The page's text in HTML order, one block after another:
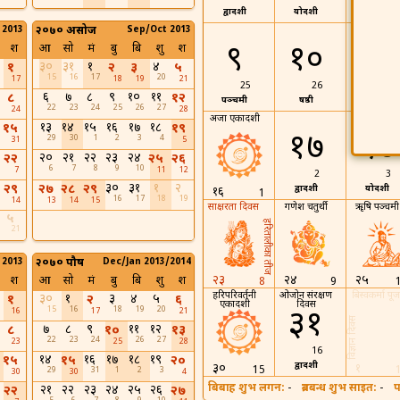
श
१
17
८
24
१५
31
२२
7
२९
14
५
21
२०७० असोज Sep/Oct 2013
आ सो मं बु बि शु श
३०
15
३१
16
१
17
२
18
३
19
४
20
५
21
६
22
७
23
८
24
९
25
१०
26
११
27
१२
28
१३
29
१४
30
१५
1
१६
2
१७
3
१८
4
१९
5
२०
6
२१
7
२२
8
२३
9
२४
10
२५
11
२६
12
२७
13
२८
14
२९
15
३०
16
३१
17
१
18
२
19
श
१
16
८
23
१५
30
२२
२०७० पौष Dec/Jan 2013/2014
आ सो मं बु बि शु श
३०
15
१
16
२
17
३
18
४
19
५
20
६
21
७
22
८
23
९
24
१०
25
११
26
१२
27
१३
28
१४
29
१५
30
१६
31
१७
1
१८
2
१९
3
२०
4
२१ २२ २३ २४ २५ २६ २७
द्वादशी त्रयोदशी
९
25
पञ्चमी
१०
26
षष्ठी
अजा एकादशी
१६ 1
१७
2
द्वादशी
१८
3
त्रयोदशी
साक्षरता दिवस
हरितालीका तीज
२३ 8
गणेश चतुर्थी
२४ 9
ॠषि पञ्चमी
२५
हरिपरिवर्तनी
एकादशी
३० 15
ओजोन संरक्षण
दिवस
३१
16
द्वादशी
बिस्वकर्मा
विज्ञान दिवस
१
बिबाह शुभ लगन: - ब्रतबन्ध शुभ साइत: -